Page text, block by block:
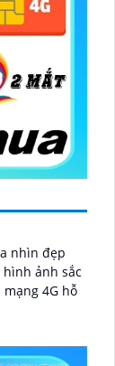
nhìn đẹp
ảnh sắc